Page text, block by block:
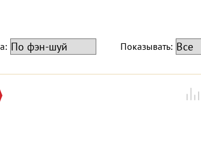
Показывать: